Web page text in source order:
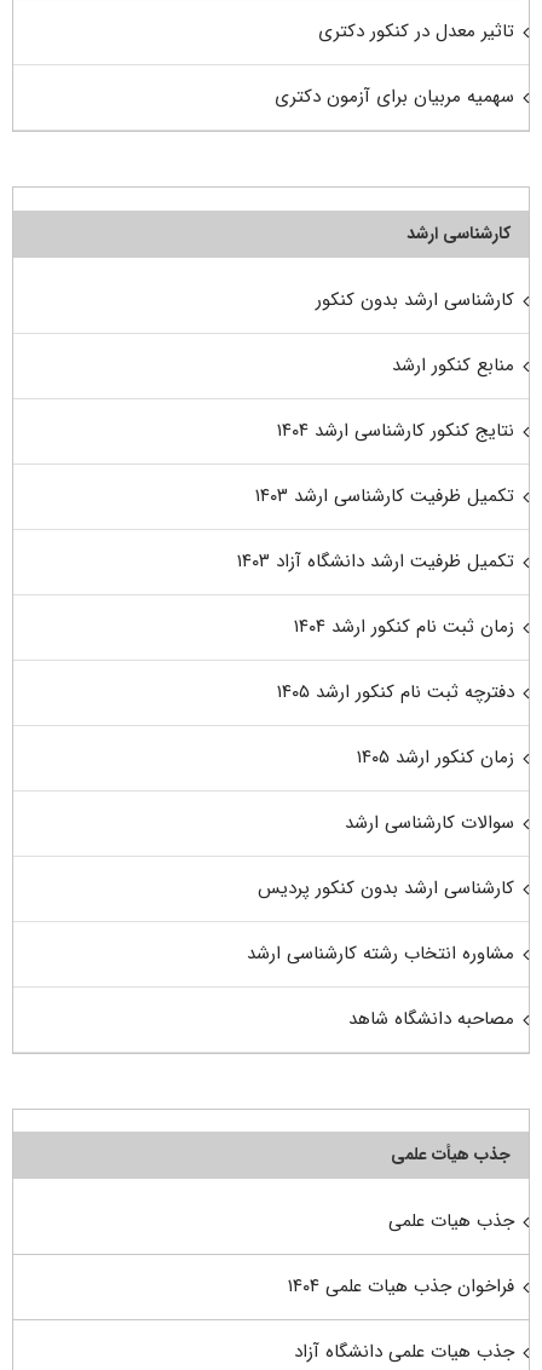
تاثیر معدل در کنکور دکتری
سهمیه مربیان برای آزمون دکتری
کارشناسی ارشد
کارشناسی ارشد بدون کنکور
منابع کنکور ارشد
نتایج کنکور کارشناسی ارشد ۱۴۰۴
تکمیل ظرفیت کارشناسی ارشد ۱۴۰۳
تکمیل ظرفیت ارشد دانشگاه آزاد ۱۴۰۳
زمان ثبت نام کنکور ارشد ۱۴۰۴
دفترچه ثبت نام کنکور ارشد ۱۴۰۵
زمان کنکور ارشد ۱۴۰۵
سوالات کارشناسی ارشد
کارشناسی ارشد بدون کنکور پردیس
مشاوره انتخاب رشته کارشناسی ارشد
مصاحبه دانشگاه شاهد
جذب هیأت علمی
جذب هیات علمی
فراخوان جذب هیات علمی ۱۴۰۴
جذب هیات علمی دانشگاه آزاد